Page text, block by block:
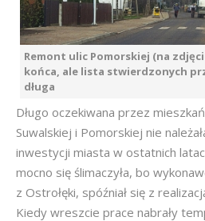
Remont ulic Pomorskiej (na
końca, ale lista stwierdzonych
długa
Długo oczekiwana przez
Suwalskiej i Pomorskiej nie
inwestycji miasta w ostatnich
mocno się ślimaczyła, bo
z Ostrołęki, spóźniał się z
Kiedy wreszcie prace nabrały